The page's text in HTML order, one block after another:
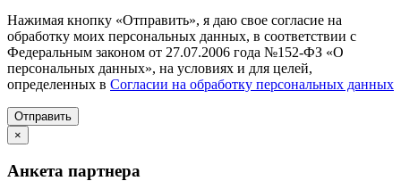
Нажимая кнопку «Отправить», я даю свое согласие на
обработку моих персональных данных, в соответствии с
Федеральным законом от 27.07.2006 года №152-ФЗ «О
персональных данных», на условиях и для целей,
определенных в Согласии на обработку персональных данных
Отправить
×
Анкета партнера